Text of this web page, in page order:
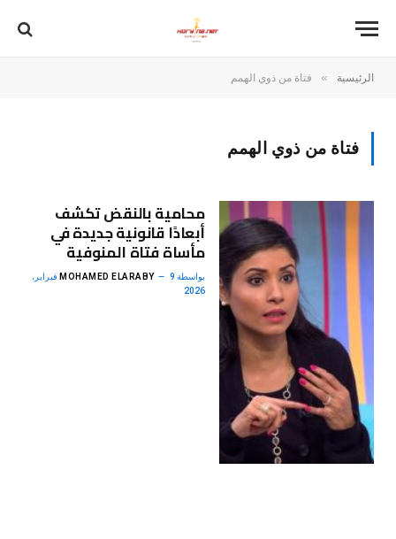
الرئيسية » فتاة من ذوي الهمم
فتاة من ذوي الهمم
محامية بالنقض تكشف
أبعادًا قانونية جديدة في
مأساة فتاة المنوفية
بواسطة MOHAMED ELARABY 9 فبراير،
2026